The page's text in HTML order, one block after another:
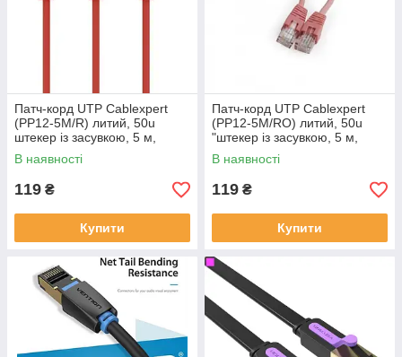
Патч-корд UTP Cablexpert
(PP12-5M/R) литий, 50u
штекер із засувкою, 5 м,
червоний
В наявності
119 ₴
Купити
Патч-корд UTP Cablexpert
(PP12-5M/RO) литий, 50u
"штекер із засувкою, 5 м,
рожевий
В наявності
119 ₴
Купити